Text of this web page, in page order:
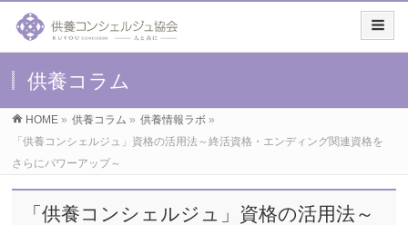
供養コラム
HOME » 供養コラム » 供養情報ラボ »
「供養コンシェルジュ」資格の活用法～終活資格・エンディング関連資格を
さらにパワーアップ～
「供養コンシェルジュ」資格の活用法～